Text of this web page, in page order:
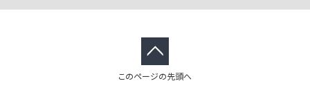
このページの先頭へ